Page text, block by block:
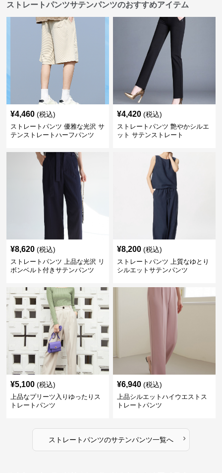
ストレートパンツサテンパンツのおすすめアイテム
¥4,460 (税込)
ストレートパンツ 優雅な光沢 サ
テンストレートハーフパンツ
¥4,420 (税込)
ストレートパンツ 艶やかシルエ
ット サテンストレート
¥8,620 (税込)
ストレートパンツ 上品な光沢 リ
ボンベルト付きサテンパンツ
¥8,200 (税込)
ストレートパンツ 上質なゆとり
シルエットサテンパンツ
¥5,100 (税込)
上品なプリーツ入りゆったりス
トレートパンツ
¥6,940 (税込)
上品シルエットハイウエストス
トレートパンツ
ストレートパンツのサテンパンツ一覧へ ›